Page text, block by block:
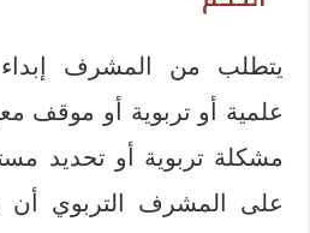
يتطلب من المشرف
علمية أو تربوية أو موقف
مشكلة تربوية أو تحديد
على المشرف التربوي